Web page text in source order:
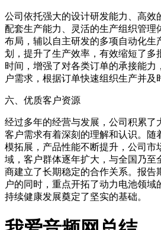
公司依托强大的设计研发能力、高效
配套生产能力、灵活的生产组织管理
布局，辅以自主研发的多项自动化生
划，提升了生产效率，有效缩短了多
时间，增强了对各类订单的承接能力
户需求，根据订单快速组织生产并及
六、优质客户资源
经过多年的经营与发展，公司积累了
客户需求有着深刻的理解和认识。随
模拓展，产品性能不断提升，公司市
域，客户群体逐年扩大，与全国乃至
商建立了长期稳定的合作关系。报告
户的同时，重点开拓了动力电池领域
持续健康发展奠定了坚实的基础。